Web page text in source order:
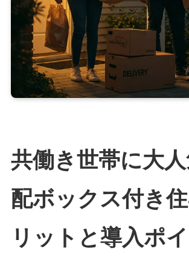
共働き世帯に大
配ボックス付き
リットと導入ポ